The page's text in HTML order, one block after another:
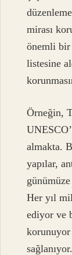
mirası
önemli bir
listesine
Örneğin,
almakta.
yapılar,
Her yıl
ediyor ve
korunuyor
sağlanıyor.